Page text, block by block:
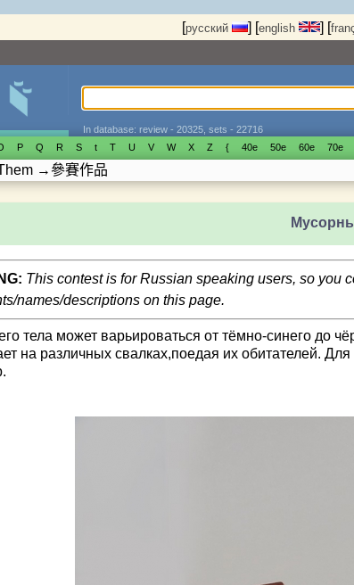
[русский ] [english ] [
In database: review - 20325, sets - 22716
P Q R S t T U V W X Z { 40е 50е 60е 70е
→參賽作品
This contest is for Russian speaking users, so you
names/descriptions on this page.
тела может варьироваться от тёмно-синего до
на различных свалках,поедая их обитателей.